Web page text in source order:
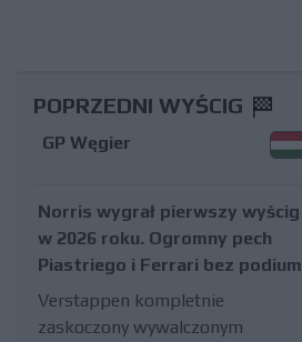
POPRZEDNI WYŚCIG
GP Węgier
Norris wygrał pierwszy wyścig
w 2026 roku. Ogromny pech
Piastriego i Ferrari bez podium
Verstappen kompletnie
zaskoczony wywalczonym